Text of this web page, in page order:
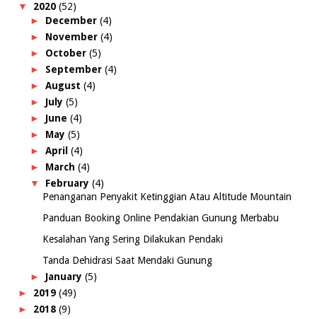
▼ 2020 (52)
► December (4)
► November (4)
► October (5)
► September (4)
► August (4)
► July (5)
► June (4)
► May (5)
► April (4)
► March (4)
▼ February (4)
Penanganan Penyakit Ketinggian Atau Altitude Mountain
Panduan Booking Online Pendakian Gunung Merbabu
Kesalahan Yang Sering Dilakukan Pendaki
Tanda Dehidrasi Saat Mendaki Gunung
► January (5)
► 2019 (49)
► 2018 (9)